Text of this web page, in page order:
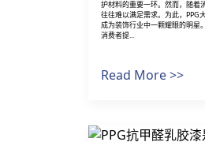
护材料的重要一环。然而，随着
往往难以满足需求。为此，PPG
成为装饰行业中一颗耀眼的明星。 &nbsp; 品质无可比拟 PPG以高品质的产品为
消费者提...
Read More >>